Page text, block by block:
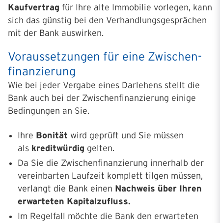
Kaufvertrag für Ihre alte Immobilie vorlegen, kann
sich das günstig bei den Verhandlungsgesprächen
mit der Bank auswirken.
Voraussetzungen für eine Zwischen­
finanz­ierung
Wie bei jeder Vergabe eines Darlehens stellt die
Bank auch bei der Zwischenfinanzierung einige
Bedingungen an Sie.
Ihre Bonität wird geprüft und Sie müssen
als kreditwürdig gelten.
Da Sie die Zwischenfinanzierung innerhalb der
vereinbarten Laufzeit komplett tilgen müssen,
verlangt die Bank einen Nachweis über Ihren
erwarteten Kapitalzufluss.
Im Regelfall möchte die Bank den erwarteten